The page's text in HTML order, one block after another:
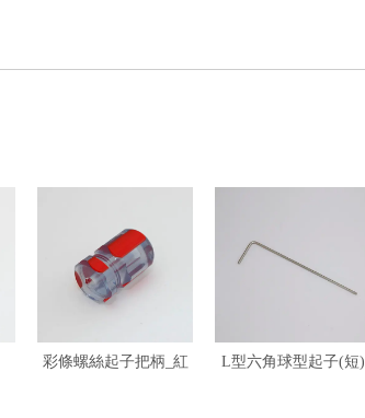
彩條螺絲起子把柄_紅 L型六角球型起子(短)